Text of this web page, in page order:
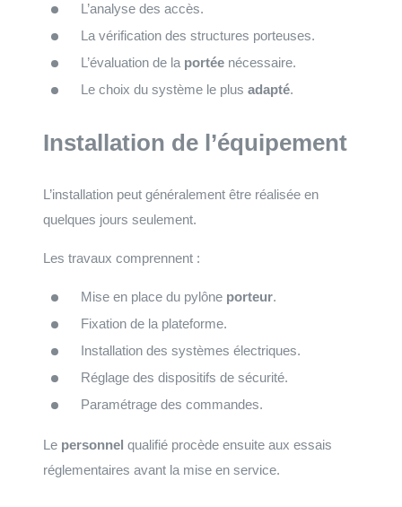
L’analyse des accès.
La vérification des structures porteuses.
L’évaluation de la portée nécessaire.
Le choix du système le plus adapté.
Installation de l’équipement
L’installation peut généralement être réalisée en
quelques jours seulement.
Les travaux comprennent :
Mise en place du pylône porteur.
Fixation de la plateforme.
Installation des systèmes électriques.
Réglage des dispositifs de sécurité.
Paramétrage des commandes.
Le personnel qualifié procède ensuite aux essais
réglementaires avant la mise en service.